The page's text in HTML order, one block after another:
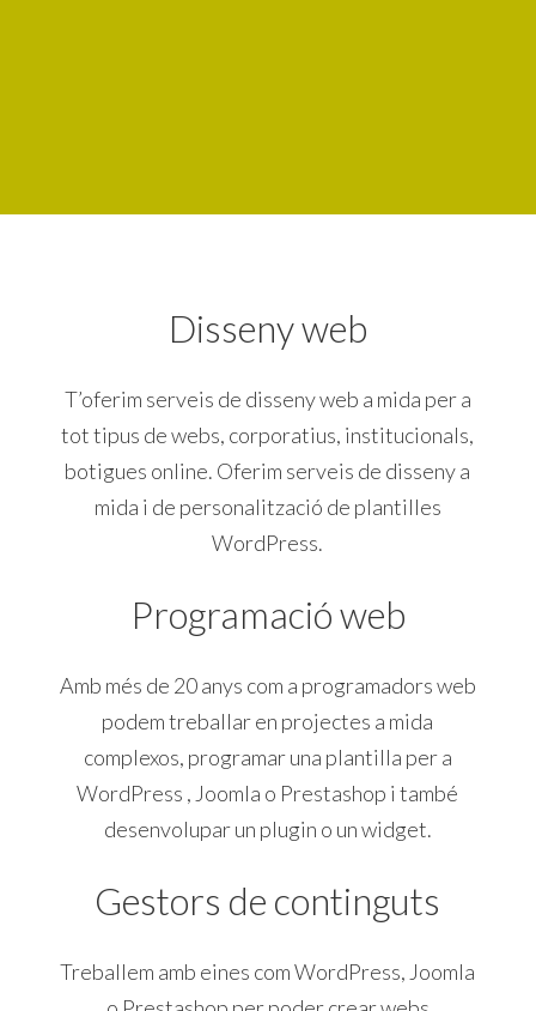
Disseny web
T’oferim serveis de disseny web a mida per a
tot tipus de webs, corporatius, institucionals,
botigues online. Oferim serveis de disseny a
mida i de personalització de plantilles
WordPress.
Programació web
Amb més de 20 anys com a programadors web
podem treballar en projectes a mida
complexos, programar una plantilla per a
WordPress , Joomla o Prestashop i també
desenvolupar un plugin o un widget.
Gestors de continguts
Treballem amb eines com WordPress, Joomla